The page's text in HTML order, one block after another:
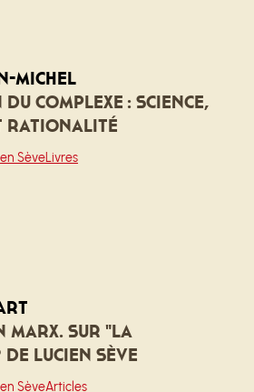
Michel
complexe : science,
rationalité
SèveLivres
Sur "La
Lucien Sève
SèveArticles